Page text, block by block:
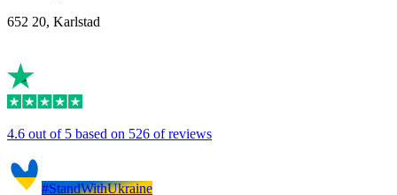
652 20, Karlstad
4.6 out of 5 based on 526 of reviews
#StandWithUkraine